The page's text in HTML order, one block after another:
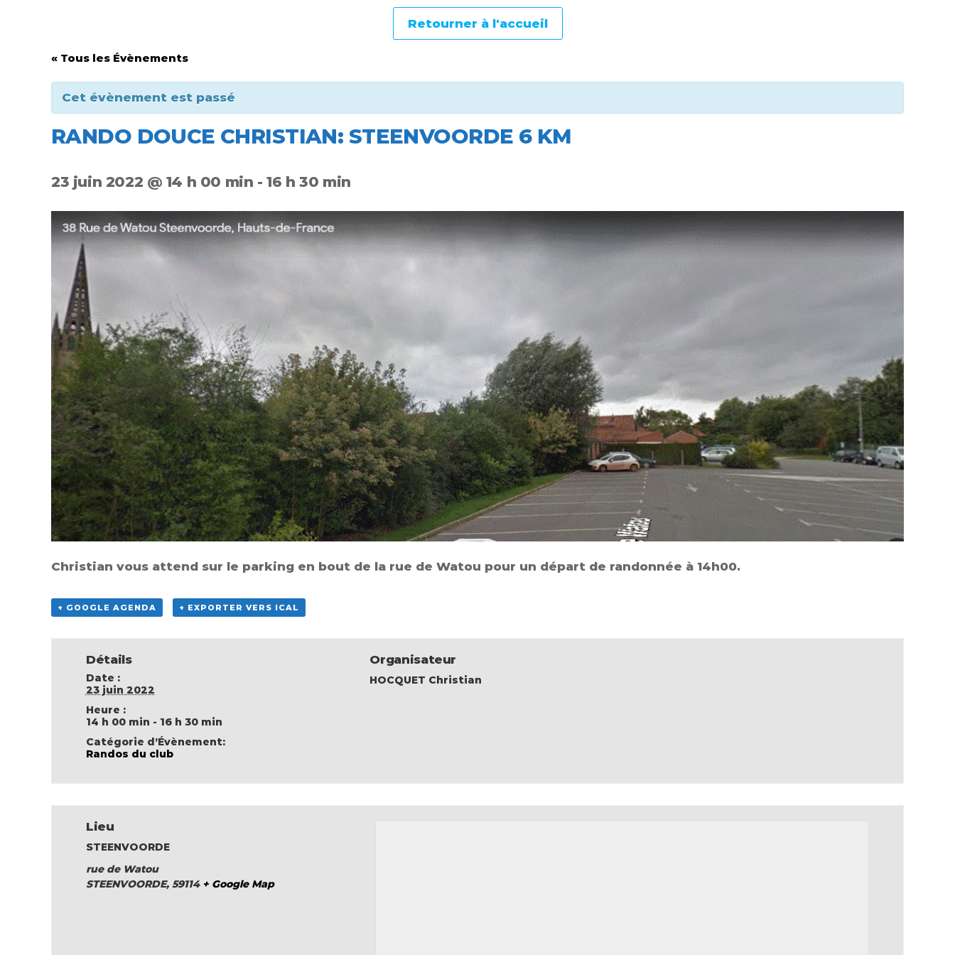
Retourner à l'accueil
« Tous les Évènements
Cet évènement est passé
RANDO DOUCE CHRISTIAN: STEENVOORDE 6 KM
23 juin 2022 @ 14 h 00 min -16 h 30 min
Christian vous attend sur le parking en bout de la rue de Watou pour un départ de randonnée à 14h00.
+ GOOGLE AGENDA + EXPORTER VERS ICAL
Détails
Date :
23 juin 2022
Heure :
14 h 00 min - 16 h 30 min
Catégorie d’Évènement:
Randos du club
Organisateur
HOCQUET Christian
Lieu
STEENVOORDE
rue de Watou
STEENVOORDE, 59114 + Google Map